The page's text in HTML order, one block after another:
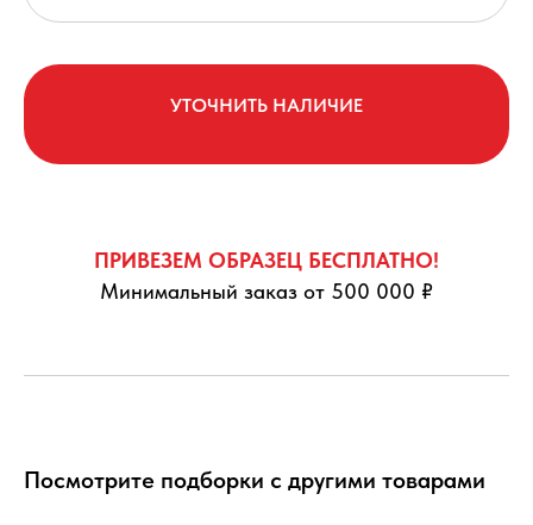
УТОЧНИТЬ НАЛИЧИЕ
ПРИВЕЗЕМ ОБРАЗЕЦ БЕСПЛАТНО!
Минимальный заказ от 500 000 ₽
Посмотрите подборки с другими товарами